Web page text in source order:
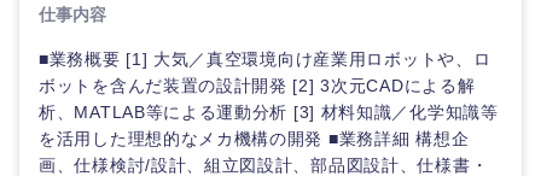
仕事内容
■業務概要 [1] 大気／真空環境向け産業用ロボットや、ロ
ボットを含んだ装置の設計開発 [2] 3次元CADによる解
析、MATLAB等による運動分析 [3] 材料知識／化学知識等
を活用した理想的なメカ機構の開発 ■業務詳細 構想企
画、仕様検討/設計、組立図設計、部品図設計、仕様書・